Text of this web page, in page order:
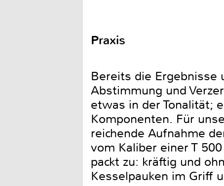
Praxis
Bereits die Ergebnisse
Abstimmung und
etwas in der Tonalität;
Komponenten. Für
reichende Aufnahme
vom Kaliber einer T
packt zu: kräftig und
Kesselpauken im Griff